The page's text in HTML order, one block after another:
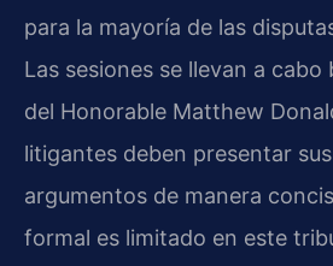
para la mayoría de las
Las sesiones se llevan a cabo
del Honorable Matthew
litigantes deben presentar
argumentos de manera
formal es limitado en este